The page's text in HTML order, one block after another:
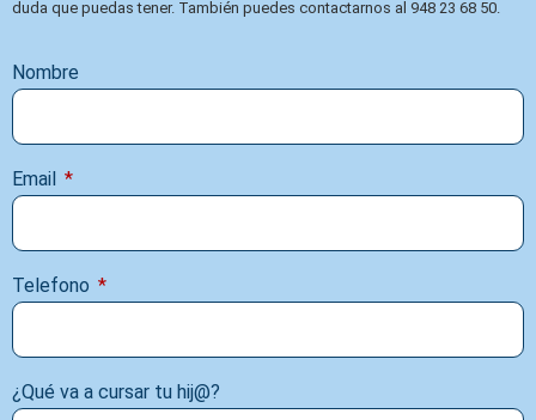
duda que puedas tener. También puedes contactarnos al 948 23 68 50.
Nombre
Email
Telefono
¿Qué va a cursar tu hij@?